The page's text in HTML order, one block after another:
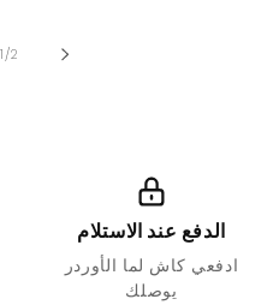
1/of
2
الدفع عند الاستلام
ادفعي كاش لما الأوردر
يوصلك